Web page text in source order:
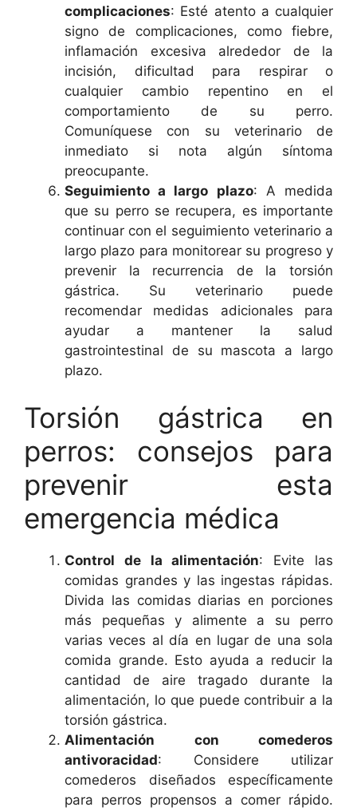
complicaciones: Esté atento a cualquier
signo de complicaciones, como fiebre,
inflamación excesiva alrededor de la
incisión, dificultad para respirar o
cualquier cambio repentino en el
comportamiento de su perro.
Comuníquese con su veterinario de
inmediato si nota algún síntoma
preocupante.
Seguimiento a largo plazo: A medida
que su perro se recupera, es importante
continuar con el seguimiento veterinario a
largo plazo para monitorear su progreso y
prevenir la recurrencia de la torsión
gástrica. Su veterinario puede
recomendar medidas adicionales para
ayudar a mantener la salud
gastrointestinal de su mascota a largo
plazo.
Torsión gástrica en
perros: consejos para
prevenir esta
emergencia médica
Control de la alimentación: Evite las
comidas grandes y las ingestas rápidas.
Divida las comidas diarias en porciones
más pequeñas y alimente a su perro
varias veces al día en lugar de una sola
comida grande. Esto ayuda a reducir la
cantidad de aire tragado durante la
alimentación, lo que puede contribuir a la
torsión gástrica.
Alimentación con comederos
antivoracidad: Considere utilizar
comederos diseñados específicamente
para perros propensos a comer rápido.